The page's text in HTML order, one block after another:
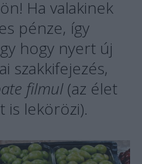
Ha valakinek
pénze, így
hogy nyert új
szakkifejezés,
filmul (az élet
is lekörözi).